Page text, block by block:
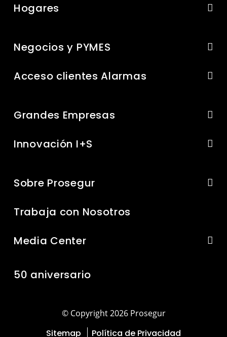
Hogares
Negocios y PYMES
Acceso clientes Alarmas
Grandes Empresas
Innovación I+S
Sobre Prosegur
Trabaja con Nosotros
Media Center
50 aniversario
© Copyright 2026 Prosegur
Sitemap Política de Privacidad